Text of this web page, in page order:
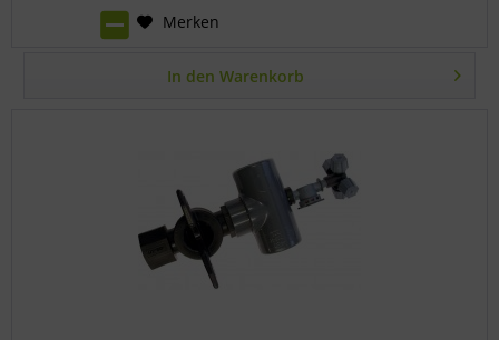
In den Warenkorb
Merken